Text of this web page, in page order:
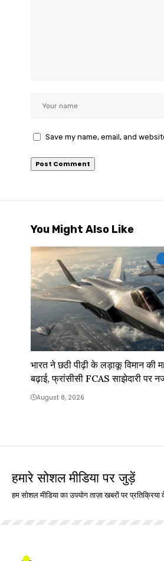
Save my name, email, and
You Might Also Like
भारत ने छठी पीढ़ी के लड़ाकू विमान की
बढ़ाई, फ्रांसीसी FCAS साझेदारी पर
August 8, 2026
हमारे सोशल मीडिया पर जुड़ें
हम सोशल मीडिया का उपयोग ताज़ा खबरों पर